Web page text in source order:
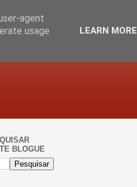
BLOGUE
agent
usage
LEARN MORE